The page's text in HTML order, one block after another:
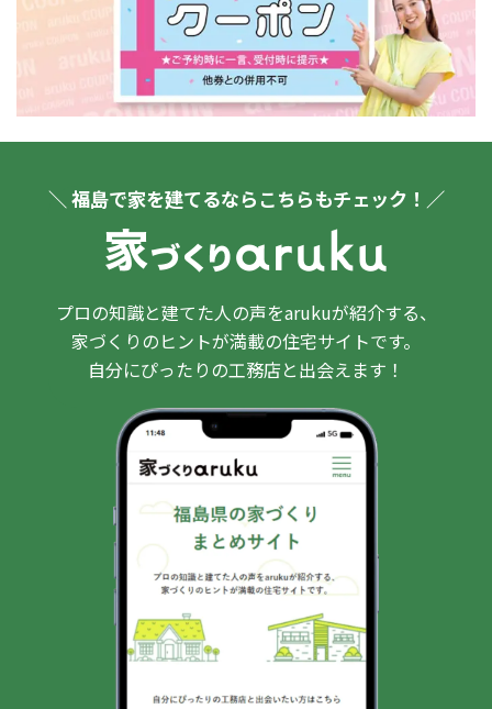
＼ 福島で家を建てるならこちらもチェック！／
プロの知識と建てた人の声をarukuが紹介する、
家づくりのヒントが満載の住宅サイトです。
自分にぴったりの工務店と出会えます！